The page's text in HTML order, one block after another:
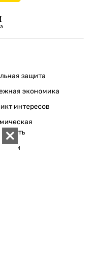
защита
экономика
интересов